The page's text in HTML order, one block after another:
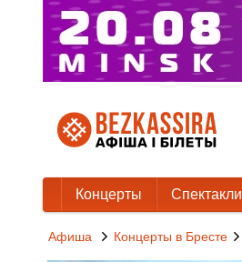
Концерты Спектакли
Афиша Концерты в Бресте